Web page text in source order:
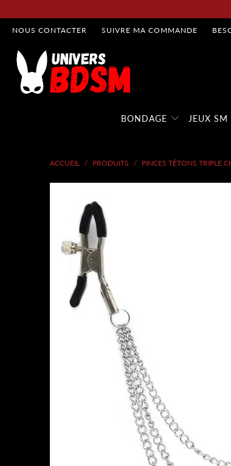
NOUS CONTACTER SUIVRE MA COMMANDE
BONDAGE JEUX SM
ACCUEIL / PRODUITS / PINCES TÉTONS TRIPLE